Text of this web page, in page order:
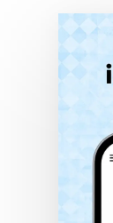
Baixe em